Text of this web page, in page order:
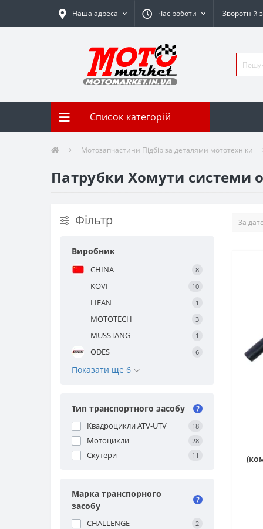
Наша адреса Час роботи Зворотній
Список категорій
Мотозапчастини Підбір за деталями мототехніки
Патрубки Хомути системи
Фільтр
Виробник
CHINA 8
KOVI 10
LIFAN 1
MOTOTECH 3
MUSSTANG 1
ODES 6
Показати ще 6
Тип транспортного засобу
Квадроцикли ATV-UTV 18
Мотоцикли 28
Скутери 11
Марка транспорного
засобу
CHALLENGE 2